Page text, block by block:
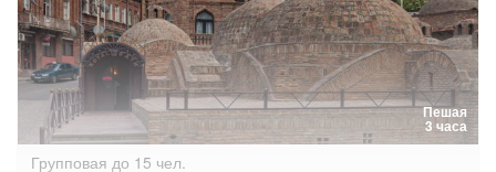
Пешая
3 часа
Групповая до 15 чел.